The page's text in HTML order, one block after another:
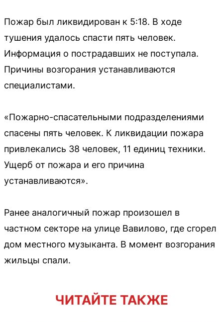
Пожар был ликвидирован к 5:18. В ходе
тушения удалось спасти пять человек.
Информация о пострадавших не поступала.
Причины возгорания устанавливаются
специалистами.
«Пожарно-спасательными подразделениями
спасены пять человек. К ликвидации пожара
привлекались 38 человек, 11 единиц техники.
Ущерб от пожара и его причина
устанавливаются».
Ранее аналогичный пожар произошел в
частном секторе на улице Вавилово, где сгорел
дом местного музыканта. В момент возгорания
жильцы спали.
ЧИТАЙТЕ ТАКЖЕ